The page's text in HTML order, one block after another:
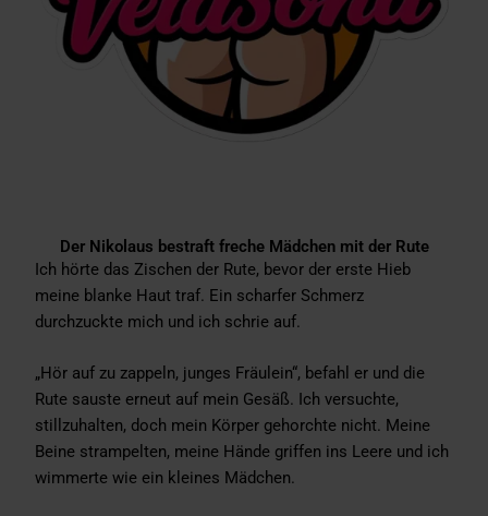
Der Nikolaus bestraft freche Mädchen mit der Rute
Ich hörte das Zischen der Rute, bevor der erste Hieb
meine blanke Haut traf. Ein scharfer Schmerz
durchzuckte mich und ich schrie auf.
„Hör auf zu zappeln, junges Fräulein“, befahl er und die
Rute sauste erneut auf mein Gesäß. Ich versuchte,
stillzuhalten, doch mein Körper gehorchte nicht. Meine
Beine strampelten, meine Hände griffen ins Leere und ich
wimmerte wie ein kleines Mädchen.